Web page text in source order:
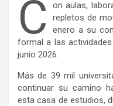
C
on aulas,
repletos de
enero a su
formal a las
junio 2026.
Más de 39 mil
continuar su camino
esta casa de estudios,